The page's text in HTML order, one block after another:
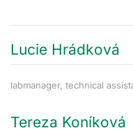
Lucie Hrádková
labmanager, technical
Tereza Koníková